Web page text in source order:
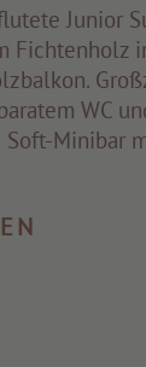
Junior
Fichtenholz
WC
Soft-Minibar